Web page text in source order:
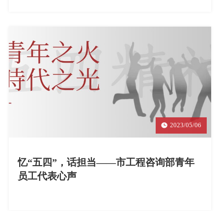
2023/05/06
忆“五四”，话担当——市工程咨询部青年
员工代表心声